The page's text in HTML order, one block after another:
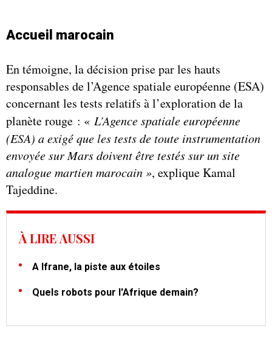
Accueil marocain
En témoigne, la décision prise par les hauts
responsables de l’Agence spatiale européenne (ESA)
concernant les tests relatifs à l’exploration de la
planète rouge : « L’Agence spatiale européenne
(ESA) a exigé que les tests de toute instrumentation
envoyée sur Mars doivent être testés sur un site
analogue martien marocain », explique Kamal
Tajeddine.
À LIRE AUSSI
A Ifrane, la piste aux étoiles
Quels robots pour l'Afrique demain?